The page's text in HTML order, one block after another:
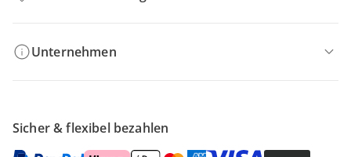
Unternehmen
Sicher & flexibel bezahlen